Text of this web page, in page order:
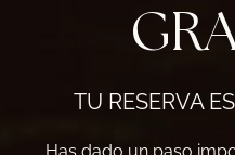
TU RESERVA